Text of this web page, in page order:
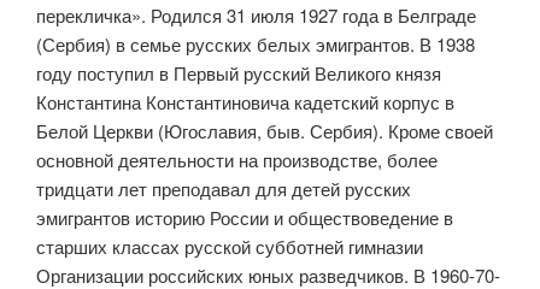
перекличка». Родился 31 июля 1927 года в Белграде
(Сербия) в семье русских белых эмигрантов. В 1938
году поступил в Первый русский Великого князя
Константина Константи­новича кадетский корпус в
Белой Церкви (Югославия, быв. Сербия). Кроме своей
основной деятельности на производстве, более
тридцати лет преподавал для детей русских
эмигрантов историю России и обществоведение в
старших классах русской субботней гимназии
Организации российских юных разведчиков. В 1960-70-